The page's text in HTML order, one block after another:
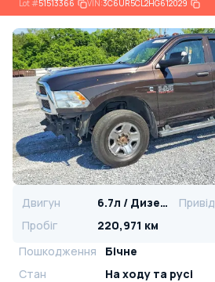
Lot#51513366 VIN:3C6UR5CL2HG612029
Двигун 6.7л / Дизель Привід
Пробіг
220,971 км
Пошкодження
Бічне
Стан
На ​​ходу та русі